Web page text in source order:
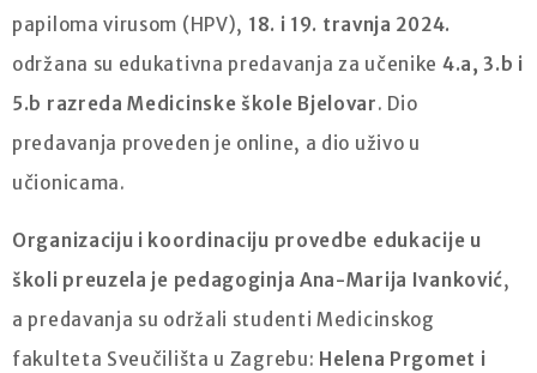
papiloma virusom (HPV), 18. i 19. travnja 2024.
održana su edukativna predavanja za učenike 4.a, 3.b i
5.b razreda Medicinske škole Bjelovar. Dio
predavanja proveden je online, a dio uživo u
učionicama.
Organizaciju i koordinaciju provedbe edukacije u
školi preuzela je pedagoginja Ana-Marija Ivanković,
a predavanja su održali studenti Medicinskog
fakulteta Sveučilišta u Zagrebu: Helena Prgomet i